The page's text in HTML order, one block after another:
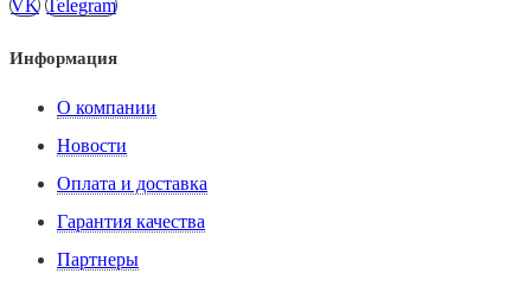
VK Telegram
Информация
О компании
Новости
Оплата и доставка
Гарантия качества
Партнеры